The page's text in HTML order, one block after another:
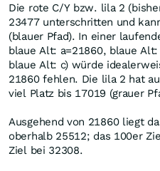
Die rote C/Y bzw. lila 2
23477 unterschritten und
(blauer Pfad). In einer
blaue Alt: a=21860, blaue
blaue Alt: c) würde
21860 fehlen. Die lila 2 hat
viel Platz bis 17019 (grauer
Ausgehend von 21860 liegt
oberhalb 25512; das 100er
Ziel bei 32308.